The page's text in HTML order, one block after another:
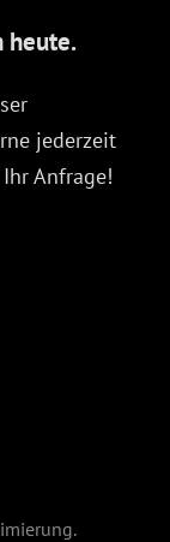
heute.
jederzeit
Anfrage!